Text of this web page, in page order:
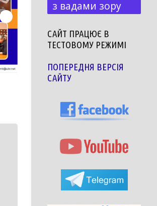
з вадами зору
САЙТ ПРАЦЮЄ В
ТЕСТОВОМУ РЕЖИМІ
ПОПЕРЕДНЯ ВЕРСІЯ
САЙТУ